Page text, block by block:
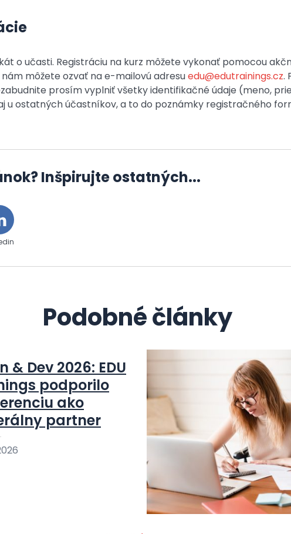
o učasti. Registráciu na kurz môžete vykonať pomocou
nám môžete ozvať na e-mailovú adresuedu@edutrainings.cz.
prosím vyplniť všetky identifikačné údaje (meno,
u ostatných účastníkov, a to do poznámky registračného
Inšpirujte ostatných...
Podobné články
& Dev 2026: EDU
podporilo
ako
partner